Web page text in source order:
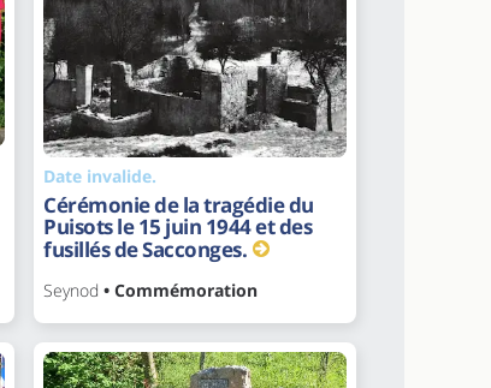
Date invalide.
Cérémonie de la tragédie du
Puisots le 15 juin 1944 et des
fusillés de Sacconges.
Seynod • Commémoration